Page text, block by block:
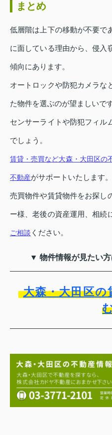
まとめ
低層階は上下の移動が不要で
に面している理由から、侵入
傾向にあります。
オートロックや防犯カメラな
た物件を選ぶのが望ましいです
センサーライトや防犯フィル
でしょう。
賃貸・売買など大森・大田区の
不動産がサポートいたします。
売買物件や賃貸物件をお探し
ー様、老後の資産運用、相続
ご相談 ください。
▼ 物件情報が見たい
大森・大田区の